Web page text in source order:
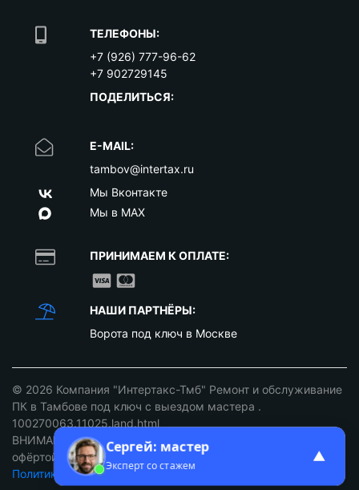
ТЕЛЕФОНЫ:
+7 (926) 777-96-62
+7 902729145
ПОДЕЛИТЬСЯ:
E-MAIL:
tambov@intertax.ru
Мы Вконтакте
Мы в MAX
ПРИНИМАЕМ К ОПЛАТЕ:
НАШИ ПАРТНЁРЫ:
Ворота под ключ в Москве
© 2026 Компания "Интертакс-Тмб" Ремонт и обслуживание
ПК в Тамбове под ключ с выездом мастера .
100270063.11025.land.html
ВНИМАНИЕ: ст. 437 ГК РФ. Цены не являются публичной
офёртой уточняйте у наших менеджеров!
Политика конфиденциальности/
Сергей: мастер
Эксперт со стажем ▲